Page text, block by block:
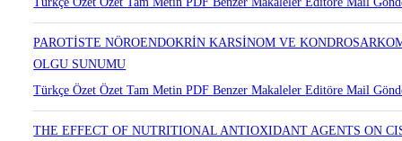
SKLEROZAN POLİKİSTİK ADENOZİS VE PAROTİSİN
Türkçe ÖzetÖzetTam MetinPDFBenzer MakalelerEditöre Mail
PAROTİSTE NÖROENDOKRİN KARSİNOM VE
OLGU SUNUMU
Türkçe ÖzetÖzetTam MetinPDFBenzer MakalelerEditöre Mail